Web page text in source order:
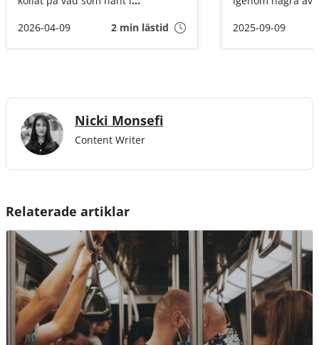
2026-04-09
2 min lästid
2025-09-09
Nicki Monsefi
Content Writer
Relaterade artiklar